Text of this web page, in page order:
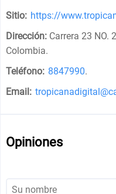
Sitio: https://
Dirección: Carrera 23 NO.
Colombia.
Teléfono: 8847990.
Email:
Opiniones